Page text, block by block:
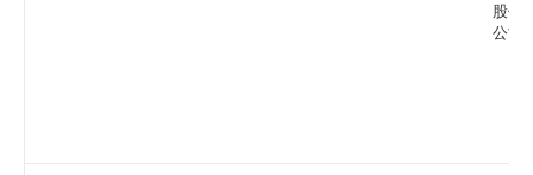
股份
公司